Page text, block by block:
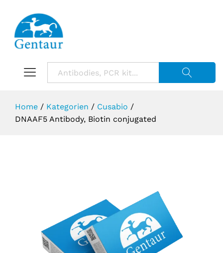
Home / Kategorien / Cusabio /
DNAAF5 Antibody, Biotin conjugated